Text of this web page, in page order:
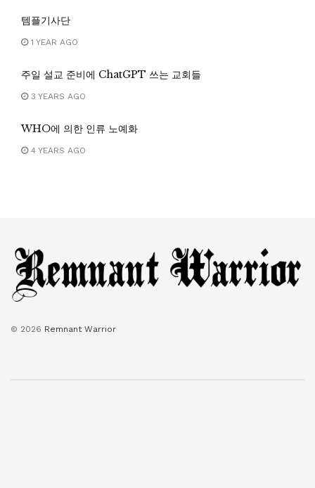
템플기사단
1 YEAR AGO
주일 설교 준비에 ChatGPT 쓰는 교회들
3 YEARS AGO
WHO에 의한 인류 노예화
4 YEARS AGO
© 2026 Remnant Warrior